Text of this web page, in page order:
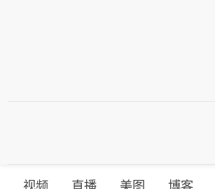
视频 直播 美图 博客